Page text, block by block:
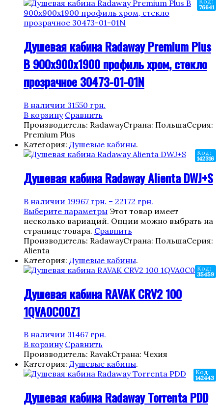
76641
Душевая кабина Radaway Premium Plus
B 900x900x1900 профиль хром, стекло
прозрачное 30473-01-01N
В наличии 31550 грн.
В корзину Сравнить
Производитель: RadawayСтрана: ПольшаСерия:
Premium Plus
Категория: Душевые кабины.
Код:
142316
Душевая кабина Radaway Alienta DWJ+S
В наличии 19967 грн. – 22172 грн.
Выберите параметры Этот товар имеет
несколько вариаций. Опции можно выбрать на
странице товара. Сравнить
Производитель: RadawayСтрана: ПольшаСерия:
Alienta
Категория: Душевые кабины.
Код:
35459
Душевая кабина RAVAK CRV2 100
1QVA0C00Z1
В наличии 31467 грн.
В корзину Сравнить
Производитель: RavakСтрана: Чехия
Категория: Душевые кабины.
Код:
142443
Душевая кабина Radaway Torrenta PDD